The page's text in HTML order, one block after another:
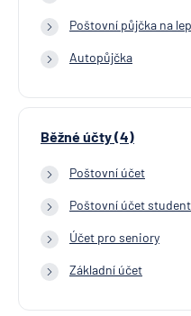
Poštovní půjčka na
Autopůjčka
Běžné účty (4)
Poštovní účet
Poštovní účet student
Účet pro seniory
Základní účet